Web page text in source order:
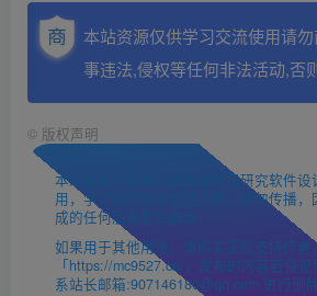
本站资源仅供学习交流使用请
事违法,侵权等任何非法活动,否
© 版权声明
本站收集的资源仅供内部学习研究软件设
用，学习研究后请自觉删除，请勿传播，
成的任何后果责任自负。
如果用于其他用途，请购买正版支持作者
「https://mc9527.cn/」发布的内容若侵
系站长邮箱:907146180@qq.com 进行删